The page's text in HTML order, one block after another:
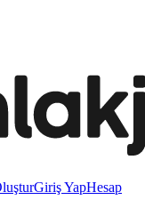
Giriş YapHesap